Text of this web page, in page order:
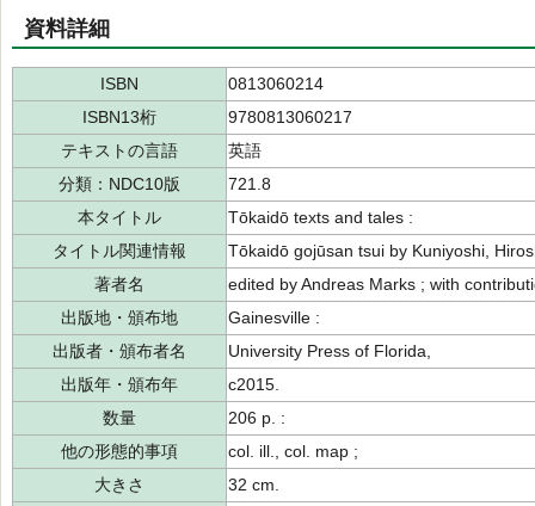
資料詳細
ISBN
0813060214
ISBN13桁
9780813060217
テキストの言語
英語
分類：NDC10版
721.8
本タイトル
Tōkaidō texts and tales :
タイトル関連情報
Tōkaidō gojūsan tsui by Kuniyoshi,
著者名
edited by Andreas Marks ; with
出版地・頒布地
Gainesville :
出版者・頒布者名
University Press of Florida,
出版年・頒布年
c2015.
数量
206 p. :
他の形態的事項
col. ill., col. map ;
大きさ
32 cm.